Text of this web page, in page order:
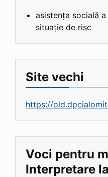
asistența socială
situație de risc
Site vechi
https://
Voci pentru
Interpretare